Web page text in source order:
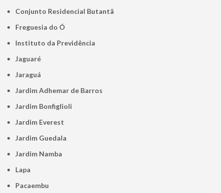
Conjunto Residencial Butantã
Freguesia do Ó
Instituto da Previdência
Jaguaré
Jaraguá
Jardim Adhemar de Barros
Jardim Bonfiglioli
Jardim Everest
Jardim Guedala
Jardim Namba
Lapa
Pacaembu